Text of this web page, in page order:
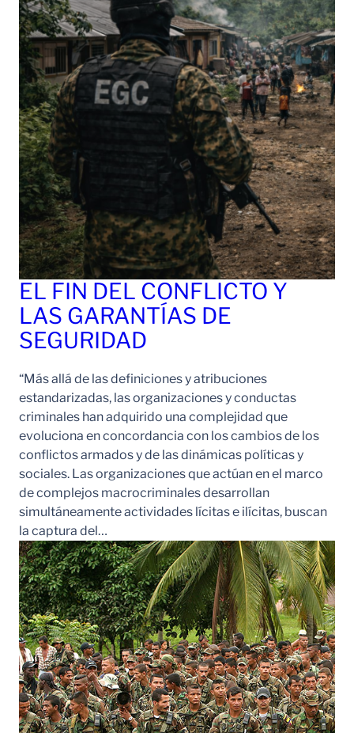
EL FIN DEL CONFLICTO Y
LAS GARANTÍAS DE
SEGURIDAD
“Más allá de las definiciones y atribuciones
estandarizadas, las organizaciones y conductas
criminales han adquirido una complejidad que
evoluciona en concordancia con los cambios de los
conflictos armados y de las dinámicas políticas y
sociales. Las organizaciones que actúan en el marco
de complejos macrocriminales desarrollan
simultáneamente actividades lícitas e ilícitas, buscan
la captura del…